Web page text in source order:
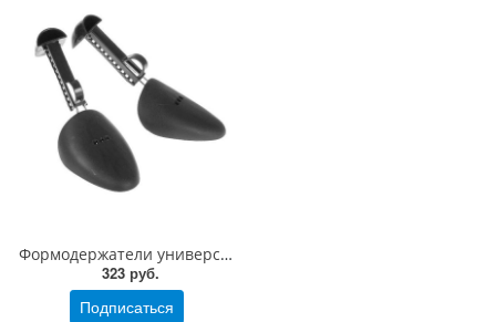
Формодержатели универсальные Avel для обуви пластиковые
323 руб.
Подписаться